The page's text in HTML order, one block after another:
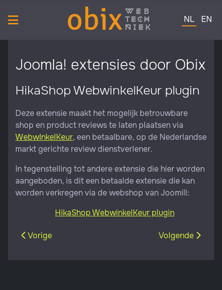
obix web
tech
niek
Selecteer
NL EN
Joomla! extensies door Obix
HikaShop WebwinkelKeur plugin
Deze extensie maakt het mogelijk betrouwbare
shop en product reviews te laten plaatsen via
WebwInkelKeur, een betaalbare, op de Nederlandse
markt gerichte review dienstverlener.
In tegenstelling tot andere extensie die hier worden
aangeboden, is dit een betaalde extensie die kan
worden verkregen via de webshop van Joomill:
HikaShop WebwinkelKeur plugin
Vorig artikel: CommonMark content plugin
Vorige Volgende
Volgende